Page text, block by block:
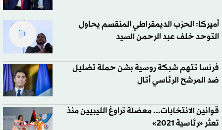
أميركا: الحزب الديمقراطي المنقسم يحاول
التوحد خلف عبد الرحمن السيد
فرنسا تتهم شبكة روسية بشن حملة تضليل
ضد المرشح الرئاسي أتال
قوانين الانتخابات... معضلة تراوغ الليبيين منذ
تعثر «رئاسية 2021»